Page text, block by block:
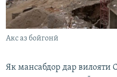
Акс аз бойгонӣ
Як мансабдор дар вилояти